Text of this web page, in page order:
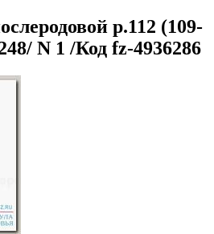
р.112 (109-
N 1 /Код fz-4936286